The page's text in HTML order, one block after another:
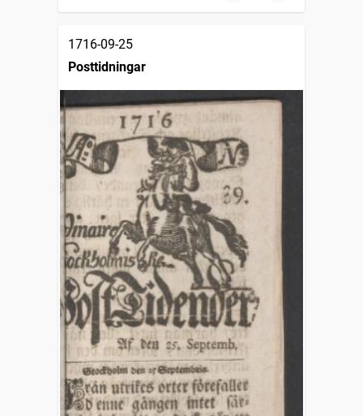
1716-09-25
Posttidningar